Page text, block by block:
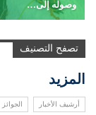
وصوله إلى…
تصفح التصنيف
المزيد
أرشيف الأخبار الجوائز